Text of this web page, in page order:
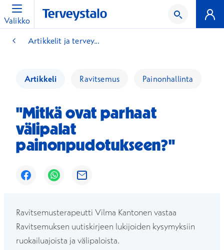
Valikko
Artikkelit ja tervey...
Artikkeli Ravitsemus Painonhallinta
"Mitkä ovat parhaat
välipalat
painonpudotukseen?"
Avautuu uuteen ikkunaan
Avautuu uuteen ikkunaan
Avautuu uuteen ikkunaan
Ravitsemusterapeutti Vilma Kantonen vastaa
Ravitsemuksen uutiskirjeen lukijoiden kysymyksiin
ruokailuajoista ja välipaloista.